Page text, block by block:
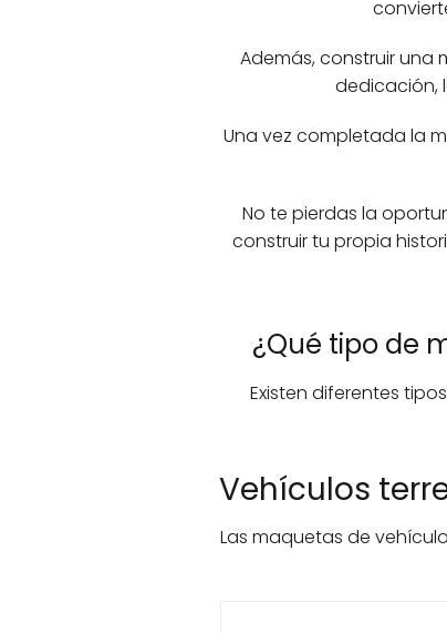
Además, construir una
dedicación,
Una vez completada la
No te pierdas la
construir tu propia
¿Qué tipo de
Existen diferentes
Vehículos
Las maquetas de